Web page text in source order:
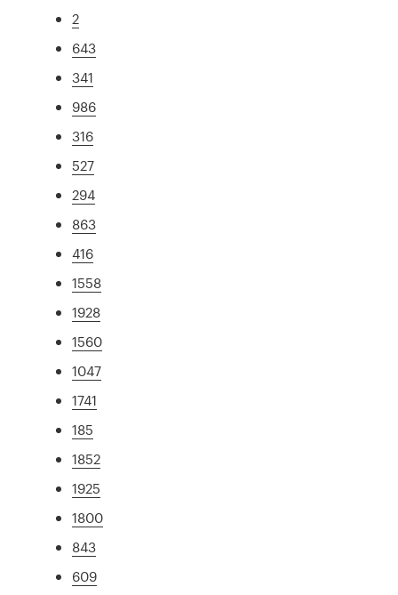
2
643
341
986
316
527
294
863
416
1558
1928
1560
1047
1741
185
1852
1925
1800
843
609